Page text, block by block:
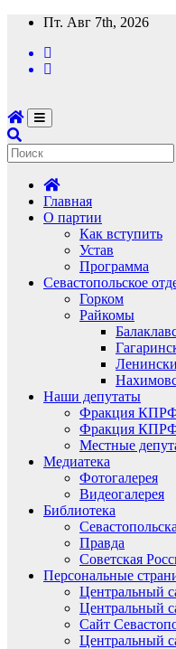
Перейти
содержимому
Пт. Авг 7th, 2026
Главная
О партии
Как вступить
Устав
Программа
Севастопольское
Горком
Райкомы
Наши депутаты
Фракция КПРФ
Фракция КПРФ
Местные
Медиатека
Фотогалерея
Видеогалерея
Библиотека
Правда
Советская
Персональные
Центральный
Центральный
Сайт
Центральный